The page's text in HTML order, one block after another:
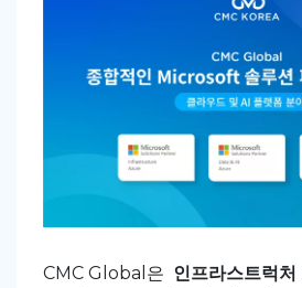
CMC Global은 인프라스트럭처